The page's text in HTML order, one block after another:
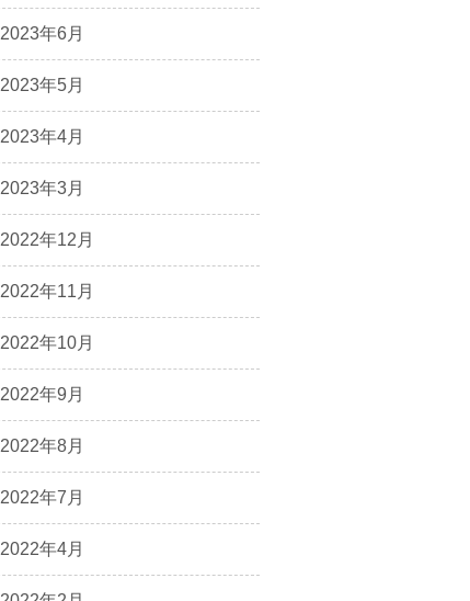
2023年6月
2023年5月
2023年4月
2023年3月
2022年12月
2022年11月
2022年10月
2022年9月
2022年8月
2022年7月
2022年4月